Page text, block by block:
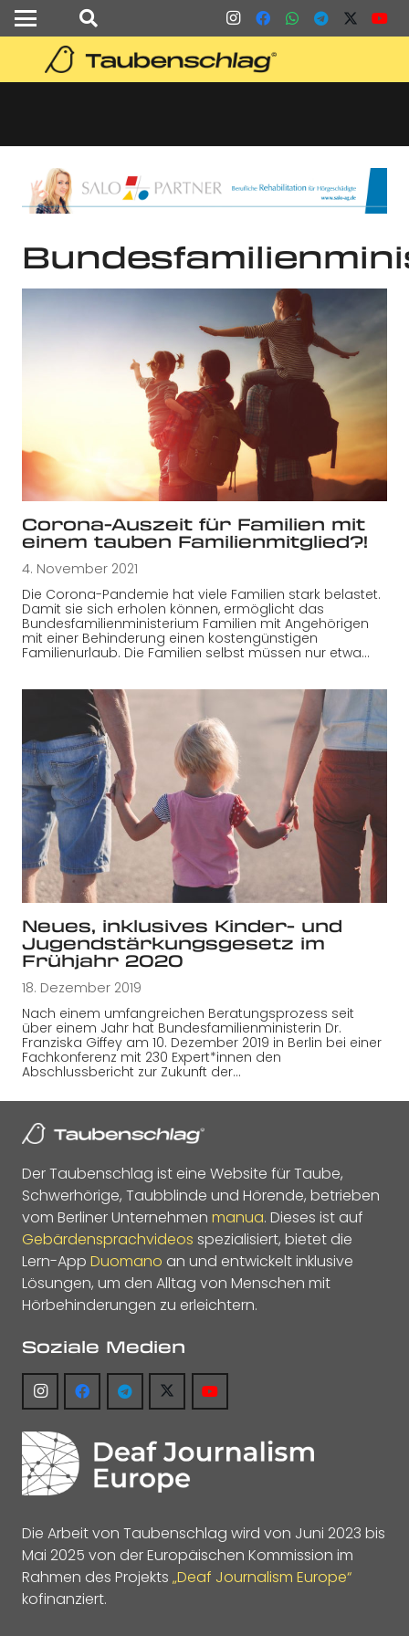
Corona-Auszeit für Familien mit
einem tauben Familienmitglied?!
4. November 2021
Die Corona-Pandemie hat viele Familien stark belastet.
Damit sie sich erholen können, ermöglicht das
Bundesfamilienministerium Familien mit Angehörigen
mit einer Behinderung einen kostengünstigen
Familienurlaub. Die Familien selbst müssen nur etwa…
Neues, inklusives Kinder- und
Jugendstärkungsgesetz im
Frühjahr 2020
18. Dezember 2019
Nach einem umfangreichen Beratungsprozess seit
über einem Jahr hat Bundesfamilienministerin Dr.
Franziska Giffey am 10. Dezember 2019 in Berlin bei einer
Fachkonferenz mit 230 Expert*innen den
Abschlussbericht zur Zukunft der…
Der Taubenschlag ist eine Website für Taube,
Schwerhörige, Taubblinde und Hörende, betrieben
vom Berliner Unternehmen manua. Dieses ist auf
Gebärdensprachvideos spezialisiert, bietet die
Lern-App Duomano an und entwickelt inklusive
Lösungen, um den Alltag von Menschen mit
Hörbehinderungen zu erleichtern.
Soziale Medien
Die Arbeit von Taubenschlag wird von Juni 2023 bis
Mai 2025 von der Europäischen Kommission im
Rahmen des Projekts „Deaf Journalism Europe“
kofinanziert.